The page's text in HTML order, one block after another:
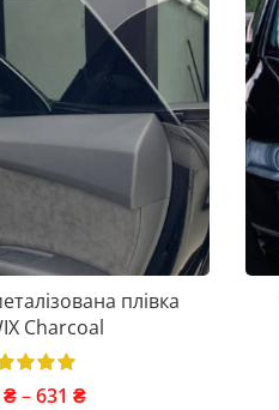
плівка
Charcoal
₴–631 ₴